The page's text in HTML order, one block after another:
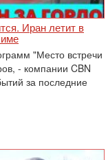
Иран летит в
"Место встречи
- компании CBN
за последние